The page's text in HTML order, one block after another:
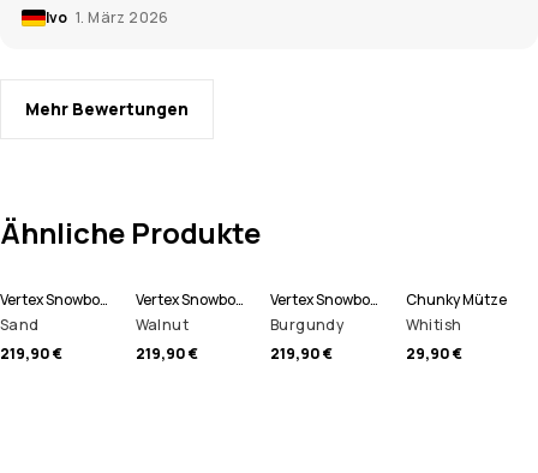
Ivo 1. März 2026
Mehr Bewertungen
Ähnliche Produkte
Vertex Snowboardhose Herren
Sand
219,90 €
Vertex Snowboardhose Herren
Walnut
219,90 €
Vertex Snowboardhose Herren
Burgundy
219,90 €
Chunky Mütze
Whitish
29,90 €